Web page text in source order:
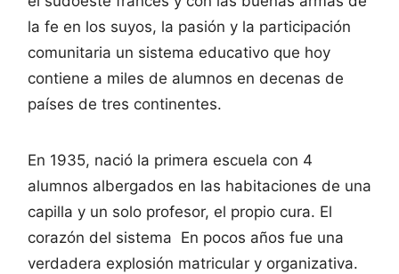
la fe en los suyos, la pasión y la participación
comunitaria un sistema educativo que hoy
contiene a miles de alumnos en decenas de
países de tres continentes.
En 1935, nació la primera escuela con 4
alumnos albergados en las habitaciones de una
capilla y un solo profesor, el propio cura. El
corazón del sistema En pocos años fue una
verdadera explosión matricular y organizativa.